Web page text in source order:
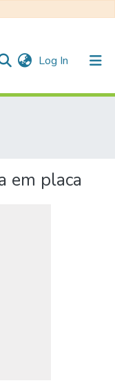
Log In (current)
em placa